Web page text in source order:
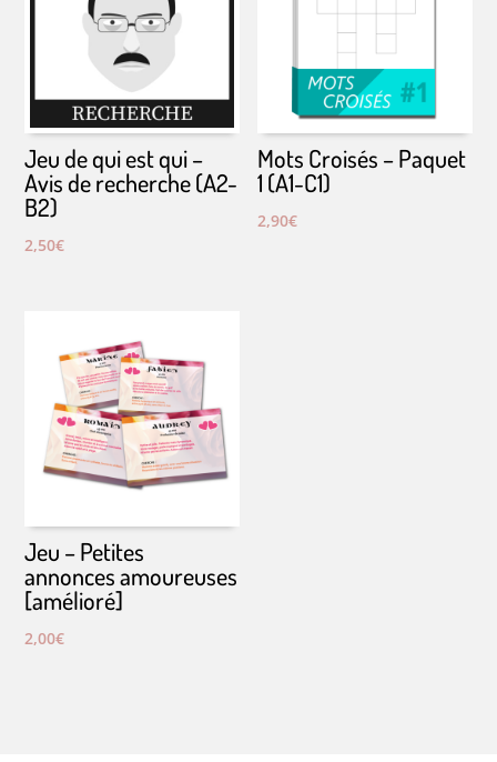
Jeu de qui est qui –
Avis de recherche (A2-
B2)
2,50€
Mots Croisés – Paquet
1 (A1-C1)
2,90€
Jeu – Petites
annonces amoureuses
[amélioré]
2,00€